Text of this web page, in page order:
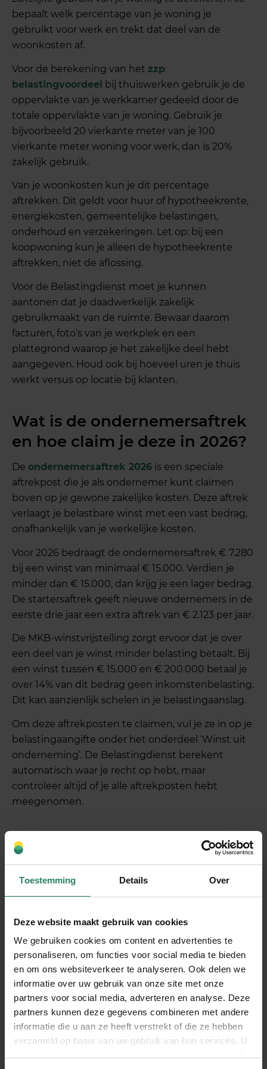
Toestemming Details Over
Deze website maakt gebruik van cookies
We gebruiken cookies om content en advertenties te
personaliseren, om functies voor social media te bieden
en om ons websiteverkeer te analyseren. Ook delen we
informatie over uw gebruik van onze site met onze
partners voor social media, adverteren en analyse. Deze
partners kunnen deze gegevens combineren met andere
informatie die u aan ze heeft verstrekt of die ze hebben
verzameld op basis van uw gebruik van hun services. U
bepaalt welk percentage van je woning je
gebruikt voor werk en trekt dat deel van de
woonkosten af.
Voor de berekening van het zzp
belastingvoordeel bij thuiswerken gebruik je de
oppervlakte van je werkkamer gedeeld door de
totale oppervlakte van je woning. Gebruik je
bijvoorbeeld 20 vierkante meter van je 100
vierkante meter woning voor werk, dan is 20%
zakelijk gebruik.
Van je woonkosten kun je dit percentage
aftrekken. Dit geldt voor huur of hypotheekrente,
energiekosten, gemeentelijke belastingen,
onderhoud en verzekeringen. Let op: bij een
koopwoning kun je alleen de hypotheekrente
aftrekken, niet de aflossing.
Voor de Belastingdienst moet je kunnen
aantonen dat je daadwerkelijk zakelijk
gebruikmaakt van de ruimte. Bewaar daarom
facturen, foto’s van je werkplek en een
plattegrond waarop je het zakelijke deel hebt
aangegeven. Houd ook bij hoeveel uren je thuis
werkt versus op locatie bij klanten.
Wat is de ondernemersaftrek
en hoe claim je deze in 2026?
Deondernemersaftrek 2026 is een speciale
aftrekpost die je als ondernemer kunt claimen
boven op je gewone zakelijke kosten. Deze aftrek
verlaagt je belastbare winst met een vast bedrag,
onafhankelijk van je werkelijke kosten.
Voor 2026 bedraagt de ondernemersaftrek € 7.280
bij een winst van minimaal € 15.000. Verdien je
minder dan € 15.000, dan krijg je een lager bedrag.
De startersaftrek geeft nieuwe ondernemers in de
eerste drie jaar een extra aftrek van € 2.123 per jaar.
De MKB-winstvrijstelling zorgt ervoor dat je over
een deel van je winst minder belasting betaalt. Bij
een winst tussen € 15.000 en € 200.000 betaal je
over 14% van dit bedrag geen inkomstenbelasting.
Dit kan aanzienlijk schelen in je belastingaanslag.
Om deze aftrekposten te claimen, vul je ze in op je
belastingaangifte onder het onderdeel ‘Winst uit
onderneming’. De Belastingdienst berekent
automatisch waar je recht op hebt, maar
controleer altijd of je alle aftrekposten hebt
meegenomen.
Welke fouten moet je
vermijden bij het aftrekken
van ZZP-kosten?
claimen van privé-uitgaven als zakelijke kosten. De
Belastingdienst controleert hier streng op en kan
naheffingen opleggen met boetes.
Een veelvoorkomende fout is het niet kunnen
aantonen van zakelijke kosten. Bewaar daarom
altijd bonnetjes, facturen en bankafschriften.
Noteer bij elke uitgave waarom deze zakelijk was,
vooral bij gemengde kosten zoals een zakelijke
lunch.